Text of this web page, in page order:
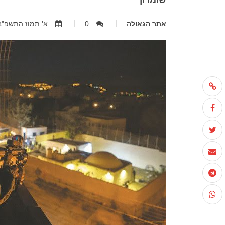
אתר הגאולה 0 א' תמוז התשפ"ב, 30.06.2022,